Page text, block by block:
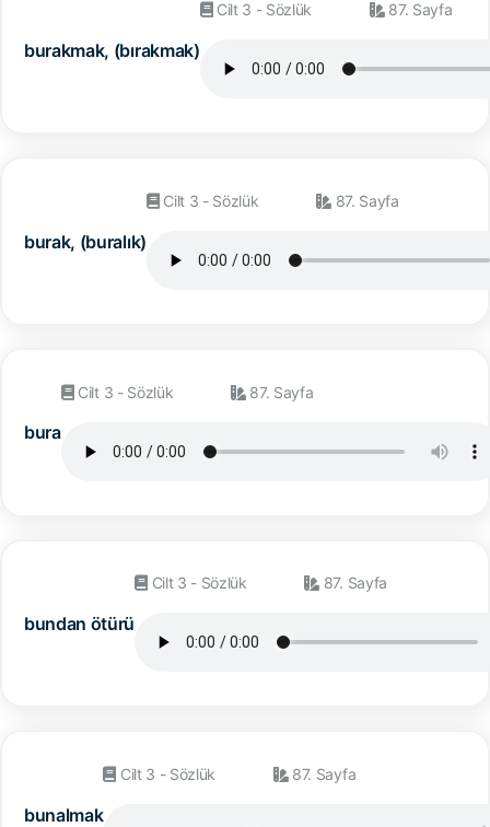
burakmak, (bırakmak)
Cilt 3 - Sözlük 87. Sayfa
burak, (buralık)
Cilt 3 - Sözlük 87. Sayfa
bura
Cilt 3 - Sözlük 87. Sayfa
bundan ötürü
Cilt 3 - Sözlük 87. Sayfa
bunalmak
Cilt 3 - Sözlük 87. Sayfa